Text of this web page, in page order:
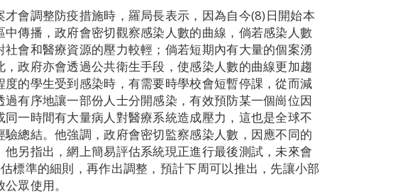
會調整防疫措施時，羅局長表示，因為自今(8)日開始本
傳播，政府會密切觀察感染人數的曲線，倘若感染人數
會和醫療資源的壓力較輕；倘若短期內有大量的個案湧
政府亦會透過公共衛生手段，使感染人數的曲線更加趨
的學生受到感染時，有需要時學校會短暫停課，從而減
有序地讓一部份人士分開感染，有效預防某一個崗位因
一時間有大量病人對醫療系統造成壓力，這也是全球不
總結。他強調，政府會密切監察感染人數，因應不同的
另指出，網上簡易評估系統現正進行最後測試，未來會
標準的細則，再作出調整，預計下周可以推出，先讓小部
眾使用。